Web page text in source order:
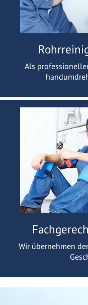
Als
Wir übernehmen